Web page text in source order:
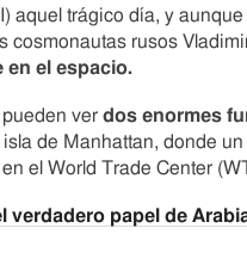
aquel trágico día, y
cosmonautas rusos
en el espacio.
ver dos enormes
de Manhattan, donde
el World Trade Center
verdadero papel de